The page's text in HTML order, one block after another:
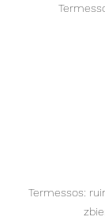
Termessos: